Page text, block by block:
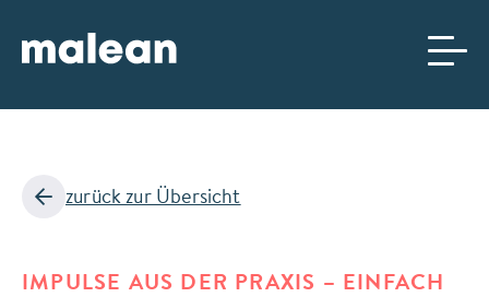
INHALT
NAVIGATION
zurück zur Übersicht
IMPULSE AUS DER PRAXIS – EINFACH